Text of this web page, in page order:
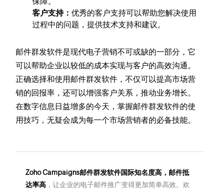
客户支持：优秀的客户支持可以帮助您解决使用
过程中的问题，提供技术支持和建议。
邮件群发软件是现代电子营销不可或缺的一部分，它
可以帮助企业以较低的成本实现与客户的高效沟通。
正确选择和使用邮件群发软件，不仅可以提高市场营
销的回报率，还可以增强客户关系，推动业务增长。
在数字信息日益增多的今天，掌握邮件群发软件的使
用技巧，无疑会成为每一个市场营销者的必备技能。
Zoho Campaigns邮件群发软件国际知名度高，邮件抵
达率高，让企业的电子邮件推广变得更加简单高效。欢